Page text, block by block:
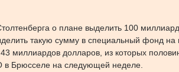
о плане выделить 100
такую сумму в специальный фонд на
долларов, из которых
в Брюсселе на следующей неделе.